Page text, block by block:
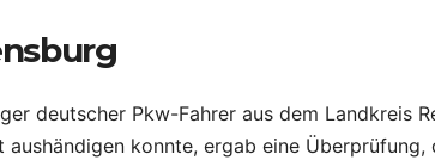
deutscher Pkw-Fahrer aus dem Landkreis
konnte, ergab eine